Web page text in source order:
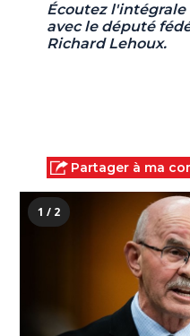
Écoutez
avec le député
Richard Lehoux.
Partager à ma
1 / 2